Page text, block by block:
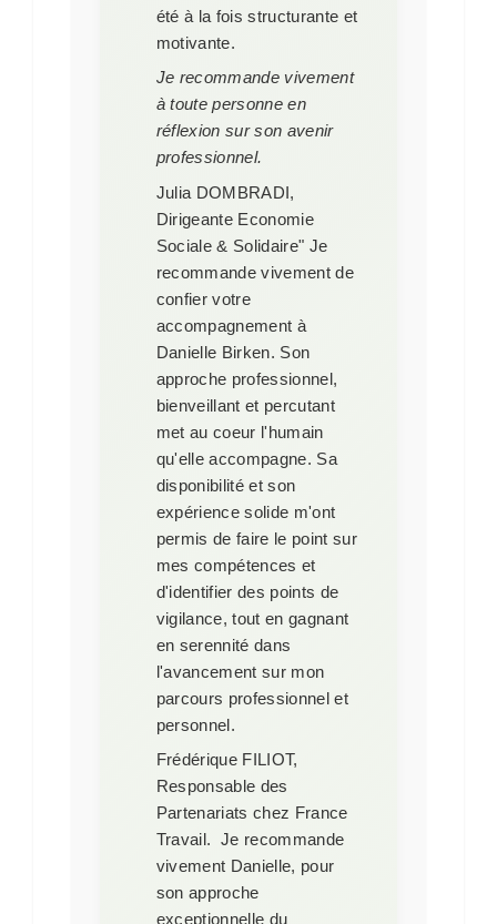
été à la fois structurante et
motivante.
Je recommande vivement
à toute personne en
réflexion sur son avenir
professionnel.
Julia DOMBRADI,
Dirigeante Economie
Sociale & Solidaire" Je
recommande vivement de
confier votre
accompagnement à
Danielle Birken. Son
approche professionnel,
bienveillant et percutant
met au coeur l'humain
qu'elle accompagne. Sa
disponibilité et son
expérience solide m'ont
permis de faire le point sur
mes compétences et
d'identifier des points de
vigilance, tout en gagnant
en serennité dans
l'avancement sur mon
parcours professionnel et
personnel.
Frédérique FILIOT,
Responsable des
Partenariats chez France
Travail. Je recommande
vivement Danielle, pour
son approche
exceptionnelle du